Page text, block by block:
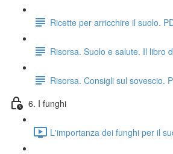
Ricette per arricchire il suolo.
Risorsa. Suolo e salute. Il libro
Risorsa. Consigli sul sovescio.
6. I funghi
L'importanza dei funghi per il